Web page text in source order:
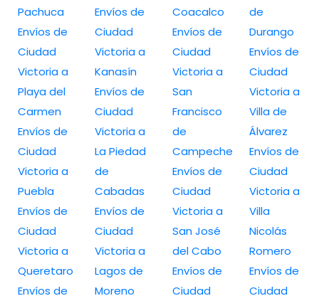
Pachuca
Envíos de
Ciudad
Victoria a
Playa del
Carmen
Envíos de
Ciudad
Victoria a
Puebla
Envíos de
Ciudad
Victoria a
Queretaro
Envíos de
Envíos de
Ciudad
Victoria a
Kanasín
Envíos de
Ciudad
Victoria a
La Piedad
de
Cabadas
Envíos de
Ciudad
Victoria a
Lagos de
Moreno
Coacalco
Envíos de
Ciudad
Victoria a
San
Francisco
de
Campeche
Envíos de
Ciudad
Victoria a
San José
del Cabo
Envíos de
Ciudad
de
Durango
Envíos de
Ciudad
Victoria a
Villa de
Álvarez
Envíos de
Ciudad
Victoria a
Villa
Nicolás
Romero
Envíos de
Ciudad